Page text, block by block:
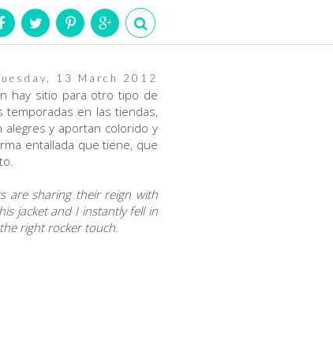
13 March 2012
hay sitio para otro tipo de
en las tiendas,
y aportan colorido y
entallada que tiene, que
are sharing their reign with
jacket and I instantly fell in
right rocker touch.